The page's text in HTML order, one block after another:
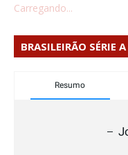
Carregando...
BRASILEIRÃO SÉRIE A
Resumo